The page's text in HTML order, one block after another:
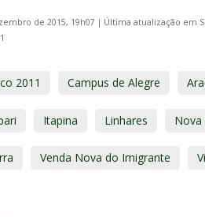
de 2015, 19h07 | Última atualização em
2011 Campus de Alegre
Itapina Linhares Nova
Venda Nova do Imigrante